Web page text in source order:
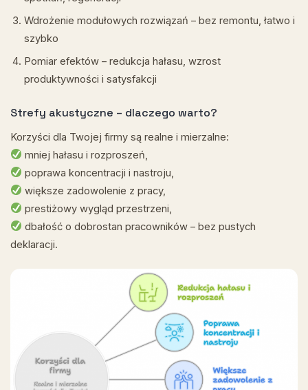
Wdrożenie modułowych rozwiązań – bez remontu, łatwo i
szybko
Pomiar efektów – redukcja hałasu, wzrost
produktywności i satysfakcji
Strefy akustyczne – dlaczego warto?
Korzyści dla Twojej firmy są realne i mierzalne:
mniej hałasu i rozproszeń,
poprawa koncentracji i nastroju,
większe zadowolenie z pracy,
prestiżowy wygląd przestrzeni,
dbałość o dobrostan pracowników – bez pustych
deklaracji.